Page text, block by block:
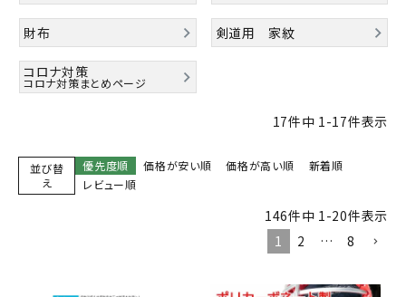
財布 剣道用 家紋
コロナ対策
コロナ対策まとめページ
17件中 1 -17件表示
並び替
え
優先度順 価格が安い順 価格が高い順
新着順
レビュー順
146件中 1 -20件表示
1
2 … 8